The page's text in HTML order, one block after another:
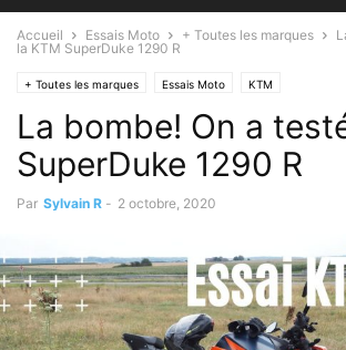
Accueil Essais Moto + Toutes les marques
la KTM SuperDuke 1290 R
+ Toutes les marques Essais Moto KTM
La bombe! On a
SuperDuke 1290 R
Par Sylvain R - 2 octobre, 2020